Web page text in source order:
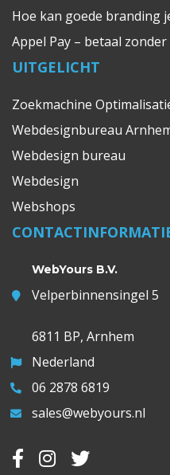
Hoe kan goede branding
Appel Pay – betaal
UITGELICHT
Zoekmachine
Webdesignbureau
Webdesign bureau
Webdesign
Webshops
WebYours B.V.
Velperbinnensingel 5
6811 BP, Arnhem
Nederland
06 2878 6819
sales@webyours.nl